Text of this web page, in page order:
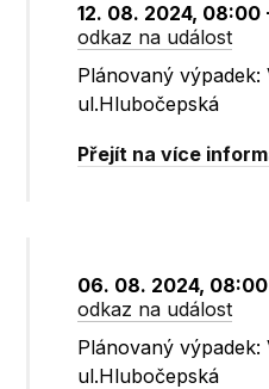
12. 08. 2024, 08:00
odkaz na událost
Plánovaný výpadek:
ul.Hlubočepská
Přejít na více
06. 08. 2024,
odkaz na událost
Plánovaný výpadek:
ul.Hlubočepská